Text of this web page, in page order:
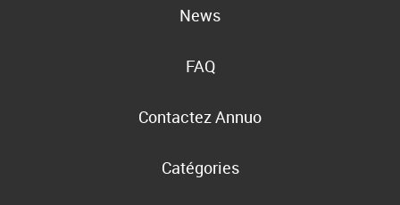
News
FAQ
Contactez Annuo
Catégories